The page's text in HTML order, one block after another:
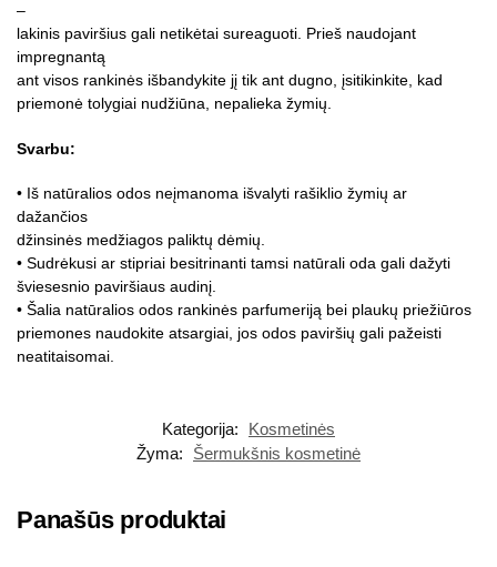
–
lakinis paviršius gali netikėtai sureaguoti. Prieš naudojant
impregnantą
ant visos rankinės išbandykite jį tik ant dugno, įsitikinkite, kad
priemonė tolygiai nudžiūna, nepalieka žymių.
Svarbu:
• Iš natūralios odos neįmanoma išvalyti rašiklio žymių ar
dažančios
džinsinės medžiagos paliktų dėmių.
• Sudrėkusi ar stipriai besitrinanti tamsi natūrali oda gali dažyti
šviesesnio paviršiaus audinį.
• Šalia natūralios odos rankinės parfumeriją bei plaukų priežiūros
priemones naudokite atsargiai, jos odos paviršių gali pažeisti
neatitaisomai.
Kategorija:
Kosmetinės
Žyma:
Šermukšnis kosmetinė
Panašūs produktai